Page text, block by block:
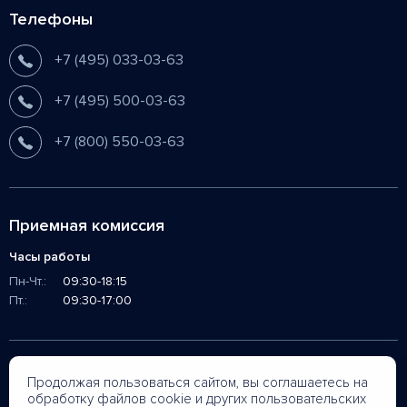
Телефоны
+7 (495) 033-03-63
+7 (495) 500-03-63
+7 (800) 550-03-63
Приемная комиссия
Часы работы
Пн-Чт.:
09:30-18:15
Пт.:
09:30-17:00
Социальные сети
Продолжая пользоваться сайтом, вы соглашаетесь на
обработку файлов cookie и других пользовательских